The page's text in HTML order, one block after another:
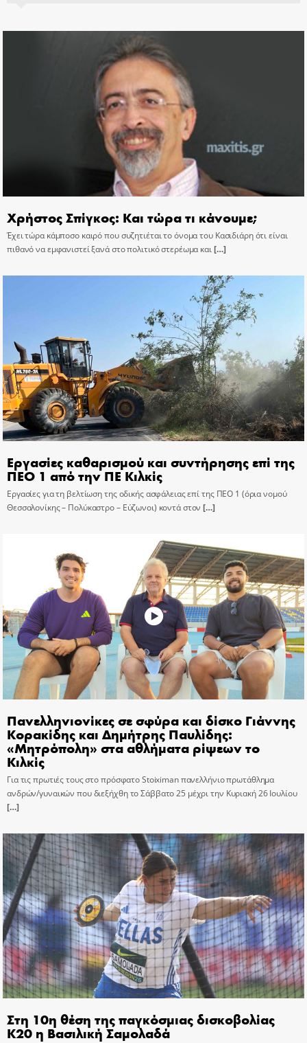
Χρήστος Σπίγκος: Και τώρα τι κάνουμε;
Έχει τώρα κάμποσο καιρό που συζητιέται το όνομα του Κασιδιάρη ότι είναι
πιθανό να εμφανιστεί ξανά στο πολιτικό στερέωμα και[…]
Εργασίες καθαρισμού και συντήρησης επί της
ΠΕΟ 1 από την ΠΕ Κιλκίς
Εργασίες για τη βελτίωση της οδικής ασφάλειας επί της ΠΕΟ 1 (όρια νομού
Θεσσαλονίκης – Πολύκαστρο – Εύζωνοι) κοντά στον […]
Πανελληνιονίκες σε σφύρα και δίσκο Γιάννης
Κορακίδης και Δημήτρης Παυλίδης:
«Μητρόπολη» στα αθλήματα ρίψεων το
Κιλκίς
Για τις πρωτιές τους στο πρόσφατο Stoiximan πανελλήνιο πρωτάθλημα
ανδρών/γυναικών που διεξήχθη το Σάββατο 25 μέχρι την Κυριακή 26 Ιουλίου
[…]
Στη 10η θέση της παγκόσμιας δισκοβολίας
Κ20 η Βασιλική Σαμολαδά